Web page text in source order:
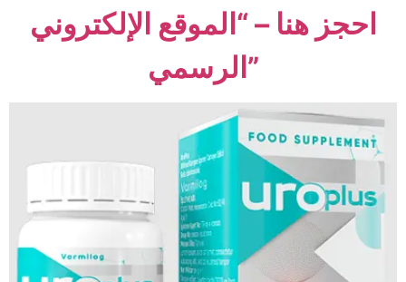
احجز هنا – “الموقع الإلكتروني
الرسمي”